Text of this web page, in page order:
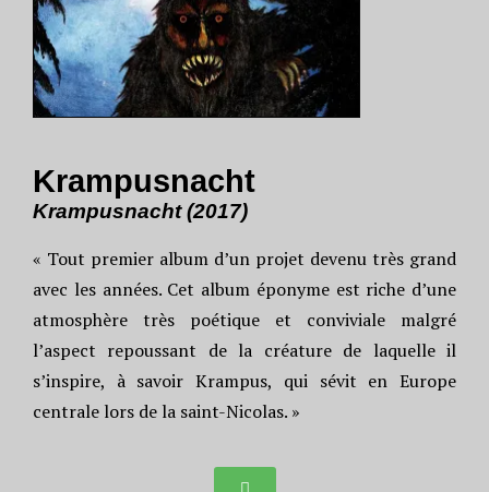
Krampusnacht
Krampusnacht (2017)
« Tout premier album d’un projet devenu très grand
avec les années. Cet album éponyme est riche d’une
atmosphère très poétique et conviviale malgré
l’aspect repoussant de la créature de laquelle il
s’inspire, à savoir Krampus, qui sévit en Europe
centrale lors de la saint-Nicolas. »